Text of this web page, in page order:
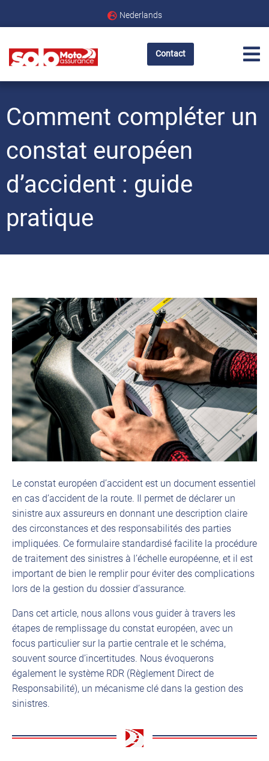
Nederlands
Contact
Comment compléter un
constat européen
d’accident : guide
pratique
Le constat européen d’accident est un document essentiel
en cas d’accident de la route. Il permet de déclarer un
sinistre aux assureurs en donnant une description claire
des circonstances et des responsabilités des parties
impliquées. Ce formulaire standardisé facilite la procédure
de traitement des sinistres à l’échelle européenne, et il est
important de bien le remplir pour éviter des complications
lors de la gestion du dossier d’assurance.
Dans cet article, nous allons vous guider à travers les
étapes de remplissage du constat européen, avec un
focus particulier sur la partie centrale et le schéma,
souvent source d’incertitudes. Nous évoquerons
également le système RDR (Règlement Direct de
Responsabilité), un mécanisme clé dans la gestion des
sinistres.